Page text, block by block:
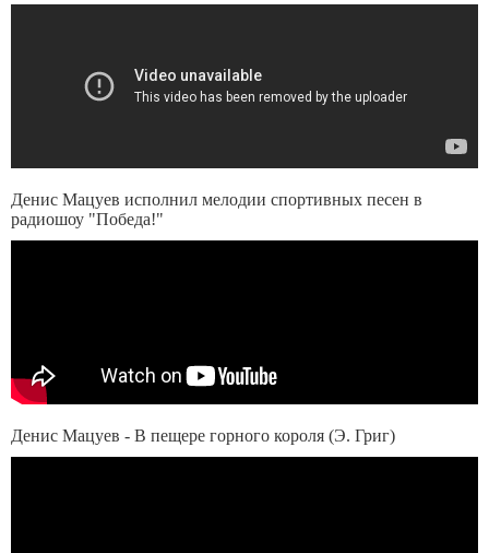
Денис Мацуев исполнил мелодии спортивных песен в
радиошоу "Победа!"
Денис Мацуев - В пещере горного короля (Э. Григ)